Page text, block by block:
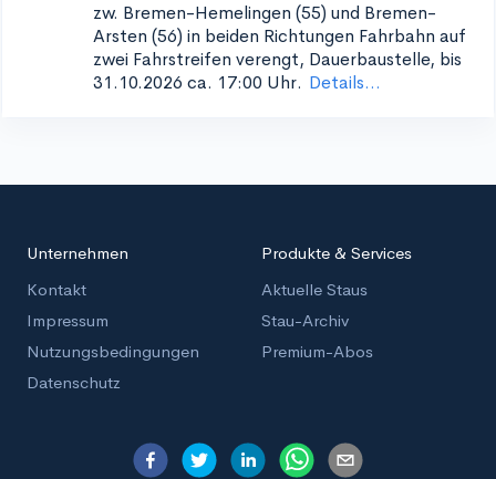
zw. Bremen-Hemelingen (55) und Bremen-
Arsten (56) in beiden Richtungen Fahrbahn auf
zwei Fahrstreifen verengt, Dauerbaustelle, bis
31.10.2026 ca. 17:00 Uhr. Details...
Unternehmen
Kontakt
Impressum
Nutzungsbedingungen
Datenschutz
Produkte & Services
Aktuelle Staus
Stau-Archiv
Premium-Abos